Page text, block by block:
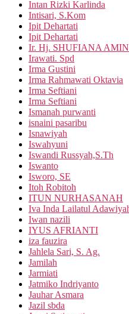
Intan Rizki Karlinda
Intisari, S.Kom
Ipit Dehartati
Ipit Dehartati
Ir. Hj. SHUFIANA
Irawati. Spd
Irma Gustini
Irma Rahmawati Oktavia
Irma Seftiani
Irma Seftiani
Ismanah purwanti
isnaini pasaribu
Isnawiyah
Iswahyuni
Iswandi Russyah,S.Th
Iswanto
Isworo, SE
Itoh Robitoh
ITUN NURHASANAH
Iva Inda Lailatul
Iwan nazili
IYUS AFRIANTI
iza fauzira
Jahlela Sari, S. Ag.
Jamilah
Jarmiati
Jatmiko Indriyanto
Jauhar Asmara
Jazil sbda